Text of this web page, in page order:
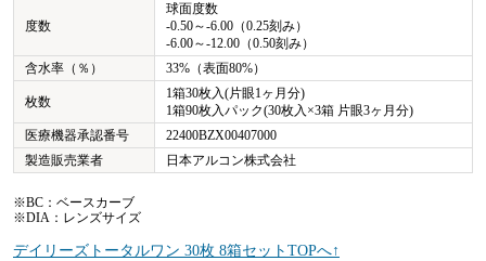
度数
球面度数
-0.50～-6.00（0.25刻み）
-6.00～-12.00（0.50刻み）
含水率（％）
33%（表面80%）
枚数
1箱30枚入(片眼1ヶ月分)
1箱90枚入パック(30枚入×3箱 片眼3ヶ月分)
医療機器承認番号
22400BZX00407000
製造販売業者
日本アルコン株式会社
※BC：ベースカーブ
※DIA：レンズサイズ
デイリーズトータルワン 30枚 8箱セットTOPへ↑